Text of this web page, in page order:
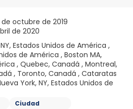
octubre de 2019
de 2020
Estados Unidos de América ,
de América , Boston MA,
, Quebec, Canadá , Montreal,
, Toronto, Canadá , Cataratas
York, NY, Estados Unidos de
Ciudad